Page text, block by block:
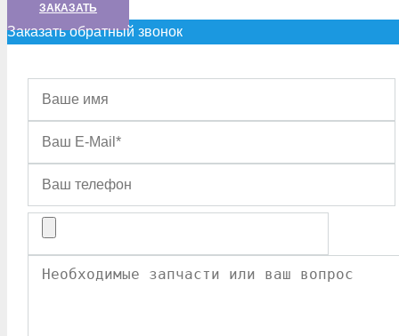
ЗАКАЗАТЬ
Заказать обратный звонок